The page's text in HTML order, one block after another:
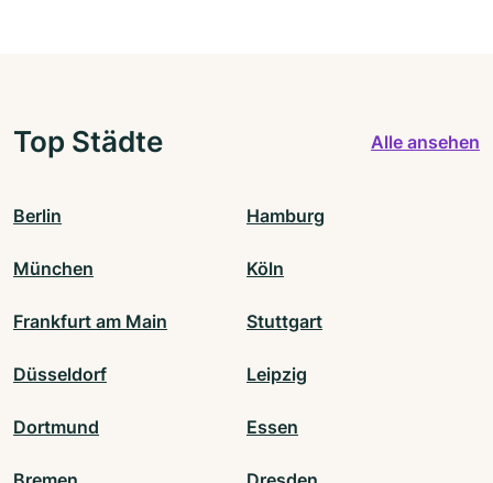
Top Städte Alle ansehen
Berlin Hamburg
München Köln
Frankfurt am Main Stuttgart
Düsseldorf Leipzig
Dortmund Essen